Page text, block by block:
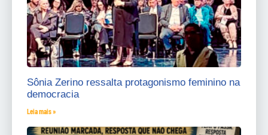
Sônia Zerino ressalta protagonismo feminino na
democracia
Leia mais »